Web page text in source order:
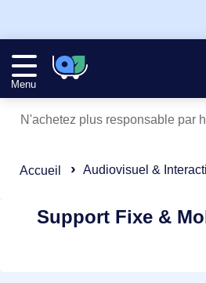
Menu
Accueil Audiovisuel &
Support Fixe &